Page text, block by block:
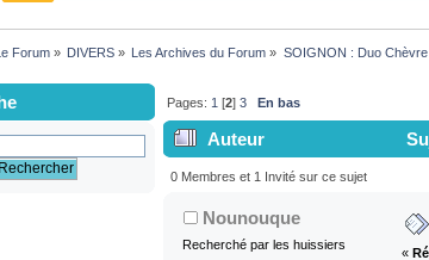
Forum» DIVERS» Les Archives du Forum » SOIGNON : Duo
Pages: 1 [2] 3 En bas
Auteur
14269 fois)
0 Membres et 1 Invité sur ce sujet
Nounouque
Recherché par les huissiers
«